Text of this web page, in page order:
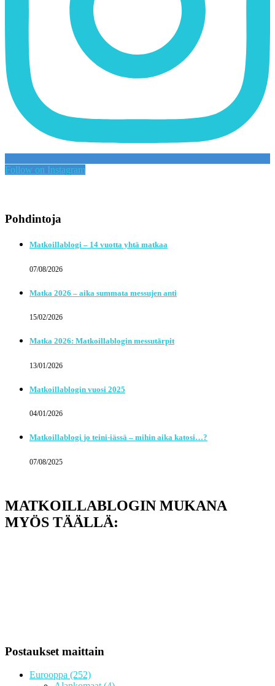
Follow on Instagram
Pohdintoja
Matkoillablogi – 14 vuotta yhtä matkaa
07/08/2026
Matka 2026 – aika summata messujen anti
15/02/2026
Matka 2026: Matkoillablogin messutärpit
13/01/2026
Matkoillablogin vuosi 2025
04/01/2026
Matkoillablogi jo teini-iässä – mihin aika katosi…?
07/08/2025
MATKOILLABLOGIN MUKANA
MYÖS TÄÄLLÄ:
Postaukset maittain
Eurooppa (252)